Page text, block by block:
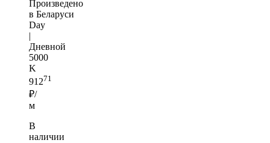
Произведено
в Беларуси
Day
|
Дневной
5000
K
91271
₽/
м
В
наличии